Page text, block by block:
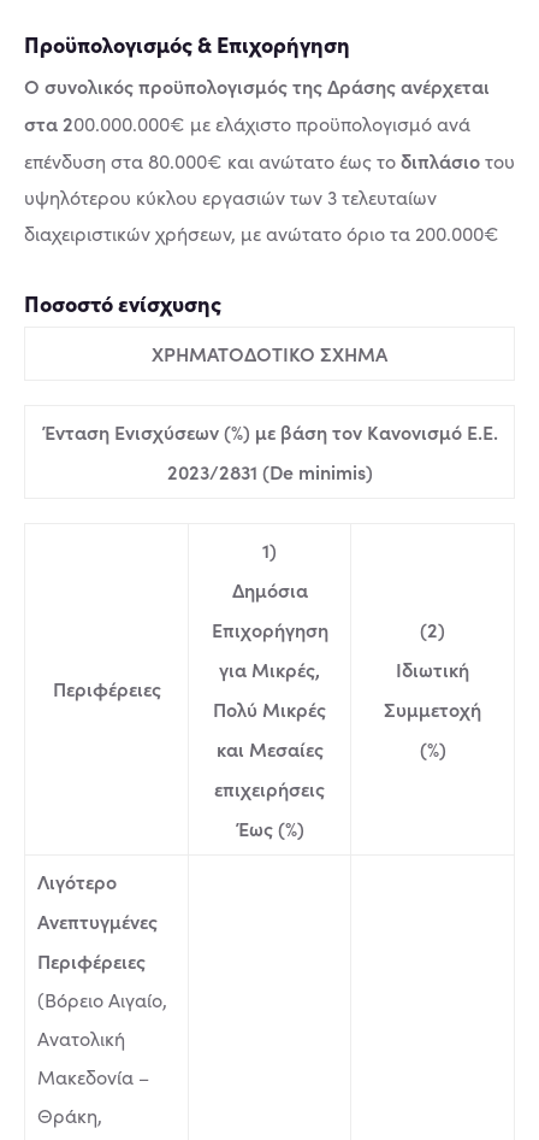
Προϋπολογισμός & Επιχορήγηση
Ο συνολικός προϋπολογισμός της Δράσης ανέρχεται
στα 200.000.000€ με ελάχιστο προϋπολογισμό ανά
επένδυση στα 80.000€ και ανώτατο έως τοδιπλάσιοτου
υψηλότερου κύκλου εργασιών των 3 τελευταίων
διαχειριστικών χρήσεων, με ανώτατο όριο τα 200.000€
Ποσοστό ενίσχυσης
ΧΡΗΜΑΤΟΔΟΤΙΚΟ ΣΧΗΜΑ
Ένταση Ενισχύσεων (%) με βάση τον Κανονισμό Ε.Ε.
2023/2831 (De minimis)
Περιφέρειες
1)
Δημόσια
Επιχορήγηση
για Μικρές,
Πολύ Μικρές
και Μεσαίες
επιχειρήσεις
Έως (%)
(2)
Ιδιωτική
Συμμετοχή
(%)
Λιγότερο
Ανεπτυγμένες
Περιφέρειες
(Βόρειο Αιγαίο,
Ανατολική
Μακεδονία –
Θράκη,